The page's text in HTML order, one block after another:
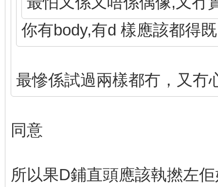
你有body,有d 樣應該都得既
最慘係試過兩樣都冇，又冇
同意
所以果D鋪直頭應該執撚左